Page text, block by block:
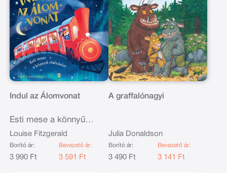
Indul az Álomvonat
Esti mese a könnyű
elalvásért
Louise Fitzgerald
Borító ár:
3 990 Ft
Bevezető ár:
3 591 Ft
A graffalónagyi
Julia Donaldson
Borító ár:
3 490 Ft
Bevezető ár:
3 141 Ft